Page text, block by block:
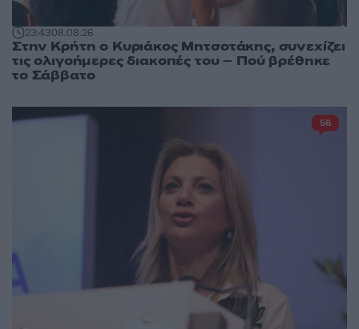
23:4308.08.26
Στην Κρήτη ο Κυριάκος Μητσοτάκης, συνεχίζει
τις ολιγοήμερες διακοπές του – Πού βρέθηκε
το Σάββατο
56